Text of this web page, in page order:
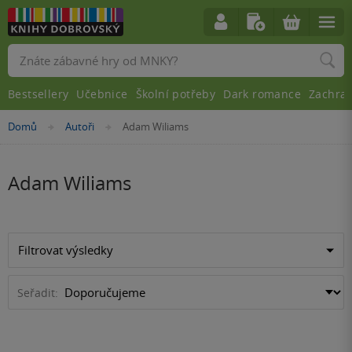
Nacházíte
Domů »Autoři »Adam Wiliams
Adam Wiliams
Filtrovat výsledky
Seřadit:
Vyhledávání
Bestsellery Učebnice Školní potřeby Dark romance